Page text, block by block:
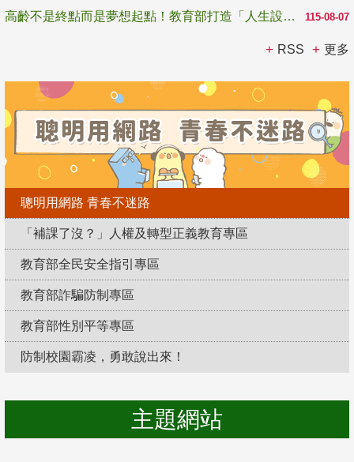
115-08-07
高齡不是終點而是夢想起點！教育部打造「人生設計夢工場」 參展第3屆高齡健康產業博覽會
RSS 更多
聰明用網路 青春不迷路
「補課了沒？」人權及轉型正義教育專區
教育部全民安全指引專區
教育部詐騙防制專區
教育部性別平等專區
防制校園霸凌，勇敢說出來！
主題網站